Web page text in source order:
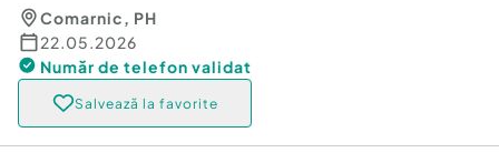
Comarnic, PH
22.05.2026
Număr de telefon validat
Salvează la favorite